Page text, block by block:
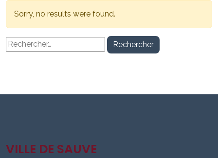
Sorry, no results were found.
Rechercher :
VILLE DE SAUVE